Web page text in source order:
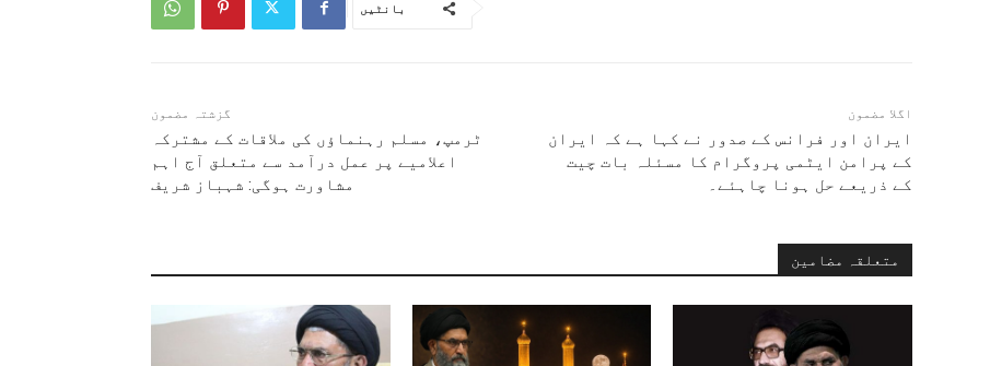
بانٹیں
گزشتہ مضمون
ٹرمپ، مسلم رہنماؤں کی ملاقات کے مشترکہ
اعلامیے پر عمل درآمد سے متعلق آج اہم
مشاورت ہوگی: شہباز شریف
اگلا مضمون
ایران اور فرانس کے صدور نے کہا ہے کہ ایران
کے پرامن ایٹمی پروگرام کا مسئلہ بات چیت
کے ذریعے حل ہونا چاہئے۔
متعلقہ مضامین